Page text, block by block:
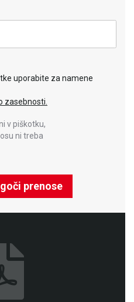
uporabite za namene
zasebnosti.
v piškotku,
ni treba
prenose